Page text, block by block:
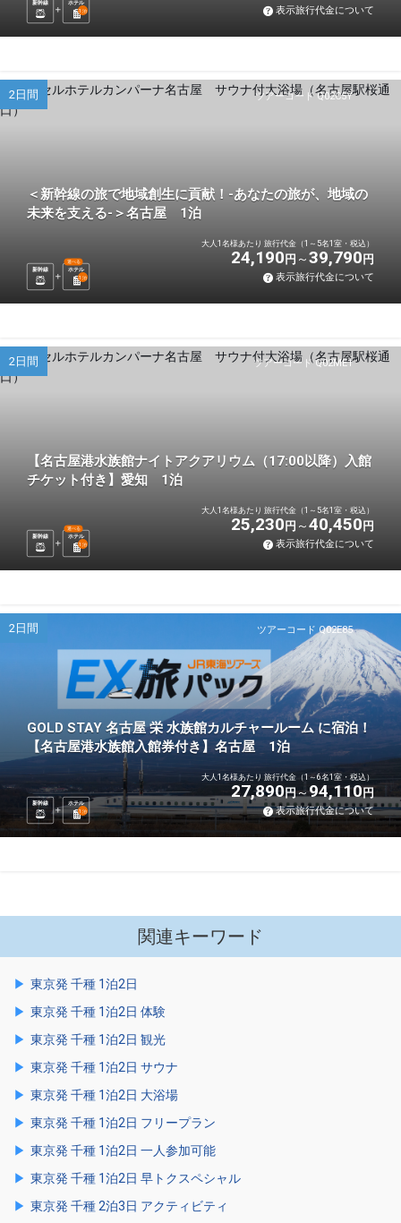
新幹線
ホテル
1 泊 表示旅行代金について
ツアーコード Q02C5Y
2日間
＜新幹線の旅で地域創生に貢献！-あなたの旅が、地域の
未来を支える-＞名古屋 1泊
新幹線 ホテル
選べる
1 泊
大人1名様あたり 旅行代金（1～5名1室・税込）
24,190 円 39,790 円
表示旅行代金について
ツアーコード Q02ME1
2日間
【名古屋港水族館ナイトアクアリウム（17:00以降）入館
チケット付き】愛知 1泊
新幹線 ホテル
選べる
1 泊
大人1名様あたり 旅行代金（1～5名1室・税込）
25,230 円 40,450 円
表示旅行代金について
ツアーコード Q02E85
2日間
GOLD STAY 名古屋 栄 水族館カルチャールーム に宿泊！
【名古屋港水族館入館券付き】名古屋 1泊
新幹線
ホテル
1 泊
大人1名様あたり 旅行代金（1～6名1室・税込）
27,890円 94,110円
表示旅行代金について
関連キーワード
東京発 千種 1泊2日
東京発 千種 1泊2日 体験
東京発 千種 1泊2日 観光
東京発 千種 1泊2日 サウナ
東京発 千種 1泊2日 大浴場
東京発 千種 1泊2日 フリープラン
東京発 千種 1泊2日 一人参加可能
東京発 千種 1泊2日 早トクスペシャル
東京発 千種 2泊3日 アクティビティ